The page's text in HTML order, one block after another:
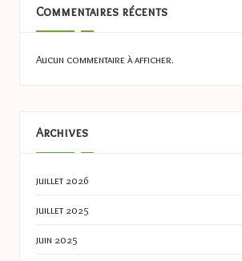
Commentaires récents
Aucun commentaire à afficher.
Archives
juillet 2026
juillet 2025
juin 2025